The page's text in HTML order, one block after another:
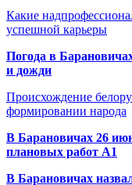
Какие
успешной карьеры
Погода в
и дожди
Происхождение
формировании народа
В Барановичах 26
плановых работ A1
В Барановичах